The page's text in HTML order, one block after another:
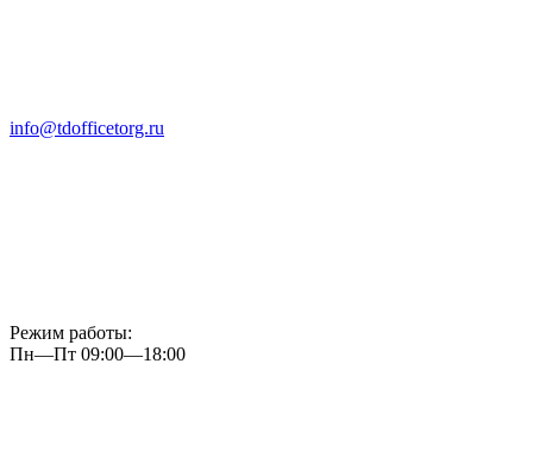
info@tdofficetorg.ru
Режим работы:
Пн—Пт 09:00—18:00